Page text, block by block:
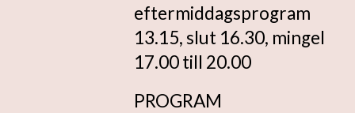
eftermiddagsprogram
13.15, slut 16.30, mingel
17.00 till 20.00
PROGRAM